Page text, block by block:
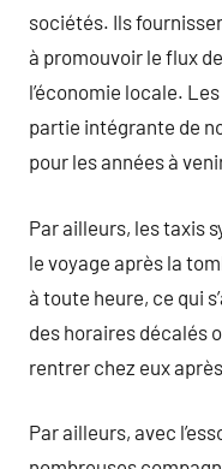
sociétés. Ils
à promouvoir le flux
l’économie locale.
partie intégrante de
pour les années à
Par ailleurs, les taxis
le voyage après la
à toute heure, ce qui
des horaires décalés
rentrer chez eux
Par ailleurs, avec